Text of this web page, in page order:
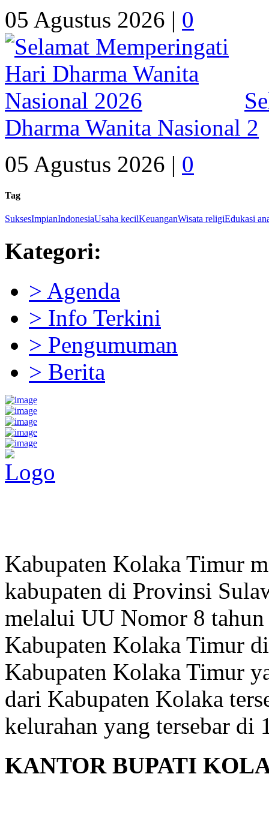
05 Agustus 2026 | 0
Dharma Wanita Nasional 2
05 Agustus 2026 | 0
Tag
SuksesImpianIndonesiaUsaha kecilKeuanganWisata religiEdukasi
Kategori:
> Agenda
> Info Terkini
> Pengumuman
> Berita
Kabupaten Kolaka Timur
kabupaten di Provinsi
melalui UU Nomor 8
Kabupaten Kolaka Timur
Kabupaten Kolaka Timur
dari Kabupaten Kolaka
kelurahan yang tersebar di
KANTOR BUPATI